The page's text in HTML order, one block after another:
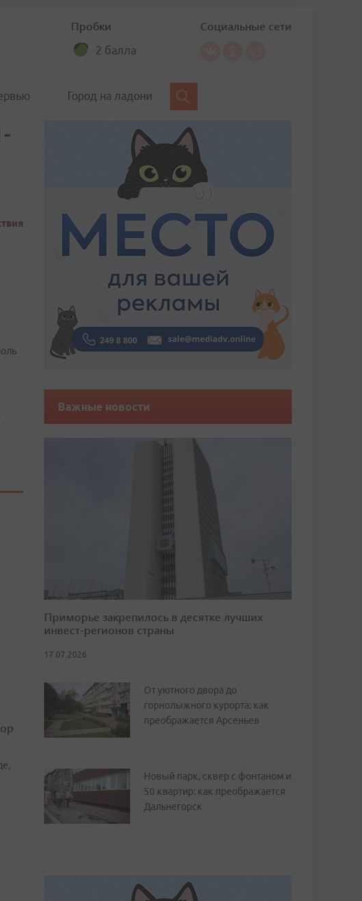
Пробки
2 балла
Социальные сети
Город на ладони
Важные новости
Приморье закрепилось в десятке лучших
инвест-регионов страны
17.07.2026
От уютного двора до
горнолыжного курорта: как
преображается Арсеньев
Новый парк, сквер с фонтаном и
50 квартир: как преображается
Дальнегорск